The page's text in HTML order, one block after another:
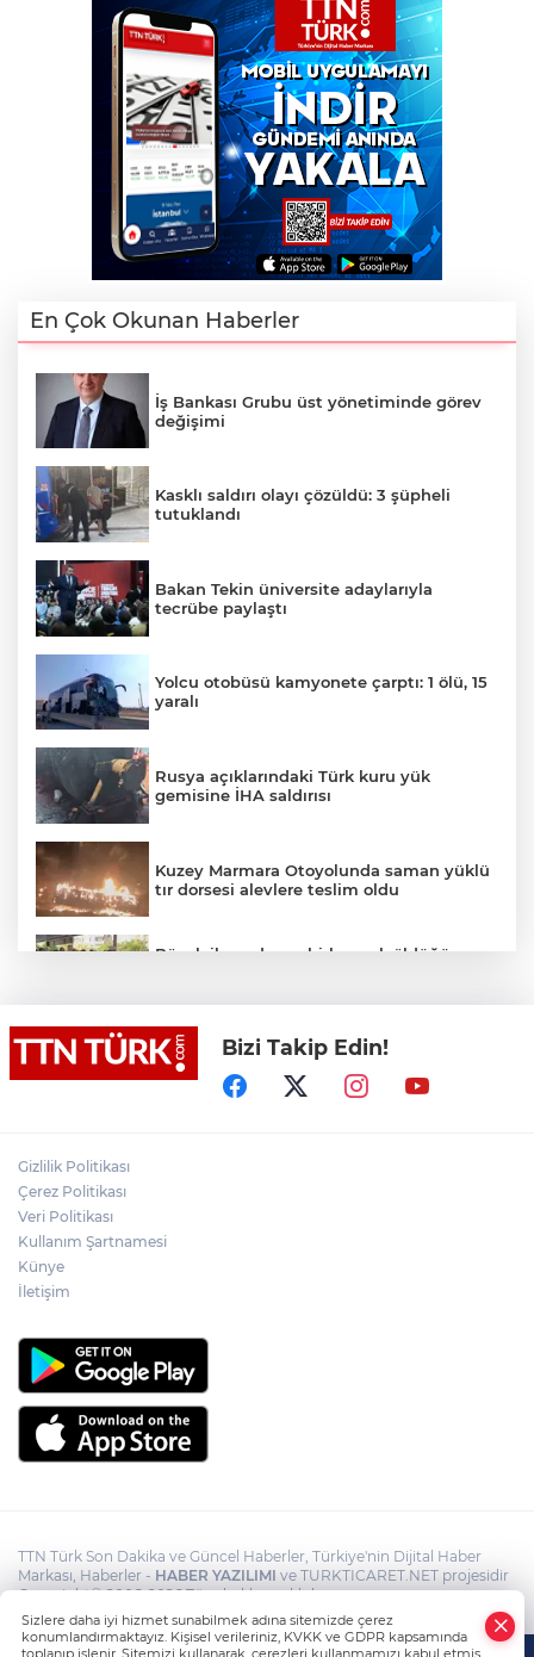
En Çok Okunan Haberler
İş Bankası Grubu üst yönetiminde görev
değişimi
Kasklı saldırı olayı çözüldü: 3 şüpheli
tutuklandı
Bakan Tekin üniversite adaylarıyla
tecrübe paylaştı
Yolcu otobüsü kamyonete çarptı: 1 ölü, 15
yaralı
Rusya açıklarındaki Türk kuru yük
gemisine İHA saldırısı
Kuzey Marmara Otoyolunda saman yüklü
tır dorsesi alevlere teslim oldu
Böcek ilacından zehirlenerek öldüğü
İstanbul’dan Tekirdağ’a hafta sonu akını:
Kilometrelerce araç kuyruğu
Terörsüz Türkiye yasa teklifi
Bizi Takip Edin!
Gizlilik Politikası
Çerez Politikası
Veri Politikası
Kullanım Şartnamesi
Künye
İletişim
TTN Türk Son Dakika ve Güncel Haberler, Türkiye'nin Dijital Haber
Markası, Haberler - HABER YAZILIMI ve TURKTICARET.NET projesidir
Copyright© 2006-2026 Tüm hakları saklıdır.
Sizlere daha iyi hizmet sunabilmek adına sitemizde çerez
konumlandırmaktayız. Kişisel verileriniz, KVKK ve GDPR kapsamında
toplanıp işlenir. Sitemizi kullanarak, çerezleri kullanmamızı kabul etmiş